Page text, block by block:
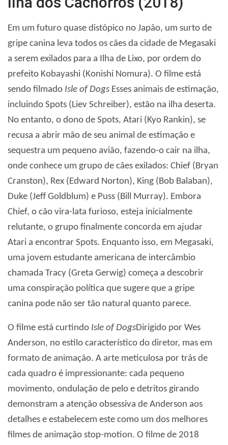
Em um futuro quase distópico no Japão, um surto de
gripe canina leva todos os cães da cidade de Megasaki
a serem exilados para a Ilha de Lixo, por ordem do
prefeito Kobayashi (Konishi Nomura). O filme está
sendo filmado Isle of Dogs Esses animais de estimação,
incluindo Spots (Liev Schreiber), estão na ilha deserta.
No entanto, o dono de Spots, Atari (Kyo Rankin), se
recusa a abrir mão de seu animal de estimação e
sequestra um pequeno avião, fazendo-o cair na ilha,
onde conhece um grupo de cães exilados: Chief (Bryan
Cranston), Rex (Edward Norton), King (Bob Balaban),
Duke (Jeff Goldblum) e Puss (Bill Murray). Embora
Chief, o cão vira-lata furioso, esteja inicialmente
relutante, o grupo finalmente concorda em ajudar
Atari a encontrar Spots. Enquanto isso, em Megasaki,
uma jovem estudante americana de intercâmbio
chamada Tracy (Greta Gerwig) começa a descobrir
uma conspiração política que sugere que a gripe
canina pode não ser tão natural quanto parece.
O filme está curtindo Isle of DogsDirigido por Wes
Anderson, no estilo característico do diretor, mas em
formato de animação. A arte meticulosa por trás de
cada quadro é impressionante: cada pequeno
movimento, ondulação de pelo e detritos girando
demonstram a atenção obsessiva de Anderson aos
detalhes e estabelecem este como um dos melhores
filmes de animação stop-motion. O filme de 2018